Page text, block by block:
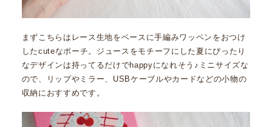
まずこちらはレース生地をベースに手編みワッペンをおつけ
したcuteなポーチ。ジュースをモチーフにした夏にぴったり
なデザインは持ってるだけでhappyになれそう♪ミニサイズな
ので、リップやミラー、USBケーブルやカードなどの小物の
収納におすすめです。